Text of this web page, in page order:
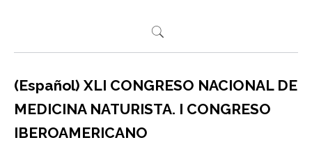
(Español) XLI CONGRESO NACIONAL DE
MEDICINA NATURISTA. I CONGRESO
IBEROAMERICANO